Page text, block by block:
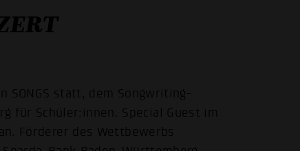
SONGS statt, dem Songwriting-
für Schüler:innen. Special Guest im
Förderer des Wettbewerbs